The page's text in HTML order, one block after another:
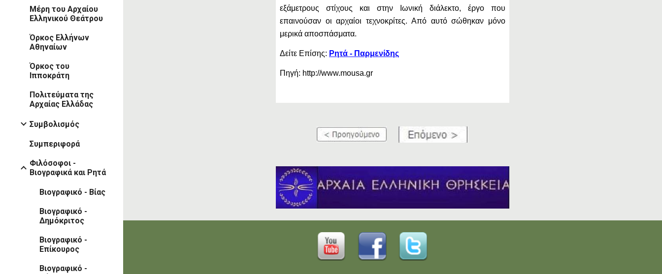
Μέρη του Αρχαίου
Ελληνικού Θεάτρου
Όρκος Ελλήνων
Αθηναίων
Όρκος του
Ιπποκράτη
Πολιτεύματα της
Αρχαίας Ελλάδας
Συμβολισμός
Συμπεριφορά
Φιλόσοφοι -
Βιογραφικά και Ρητά
Βιογραφικό - Βίας
Βιογραφικό -
Δημόκριτος
Βιογραφικό -
Επίκουρος
Βιογραφικό -
εξάμετρους στίχους και στην Ιωνική διάλεκτο, έργο που
επαινούσαν οι αρχαίοι τεχνοκρίτες. Από αυτό σώθηκαν μόνο
μερικά αποσπάσματα.
Δείτε Επίσης: Ρητά - Παρμενίδης
Πηγή: http://www.mousa.gr